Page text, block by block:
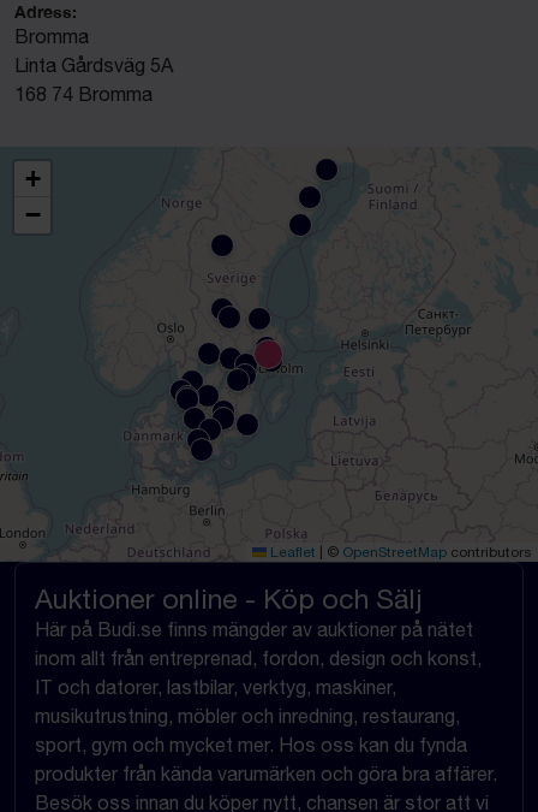
Adress:
Bromma
Linta Gårdsväg 5A
168 74 Bromma
+
−
Leaflet © OpenStreetMap contributors
Auktioner online - Köp och Sälj
Här på Budi.se finns mängder av auktioner på nätet
inom allt från entreprenad, fordon, design och konst,
IT och datorer, lastbilar, verktyg, maskiner,
musikutrustning, möbler och inredning, restaurang,
sport, gym och mycket mer. Hos oss kan du fynda
produkter från kända varumärken och göra bra affärer.
Besök oss innan du köper nytt, chansen är stor att vi